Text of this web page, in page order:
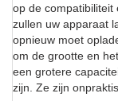
op de compatibiliteit
zullen uw apparaat
opnieuw moet
om de grootte en
een grotere
zijn. Ze zijn